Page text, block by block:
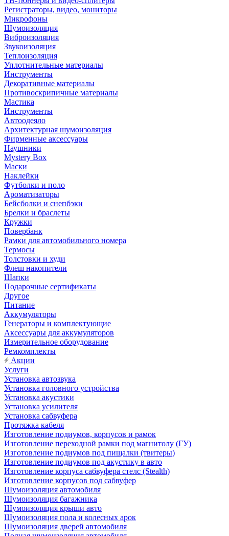
Регистраторы, видео, мониторы
Микрофоны
Шумоизоляция
Виброизоляция
Звукоизоляция
Теплоизоляция
Уплотнительные материалы
Инструменты
Декоративные материалы
Противоскрипичные материалы
Мастика
Инструменты
Автоодеяло
Архитектурная шумоизоляция
Фирменные аксессуары
Наушники
Mystery Box
Маски
Наклейки
Футболки и поло
Ароматизаторы
Бейсболки и снепбэки
Брелки и браслеты
Кружки
Повербанк
Рамки для автомобильного номера
Термосы
Толстовки и худи
Флеш накопители
Шапки
Подарочные сертификаты
Другое
Питание
Аккумуляторы
Генераторы и комплектующие
Аксессуары для аккумуляторов
Измерительное оборудование
Ремкомплекты
Акции
Услуги
Установка автозвука
Установка головного устройства
Установка акустики
Установка усилителя
Установка сабвуфера
Протяжка кабеля
Изготовление подиумов, корпусов и рамок
Изготовление переходной рамки под магнитолу (ГУ)
Изготовление подиумов под пищалки (твитеры)
Изготовление подиумов под акустику в авто
Изготовление корпуса сабвуфера стелс (Stealth)
Изготовление корпусов под сабвуфер
Шумоизоляция автомобиля
Шумоизоляция багажника
Шумоизоляция крыши авто
Шумоизоляция пола и колесных арок
Шумоизоляция дверей автомобиля